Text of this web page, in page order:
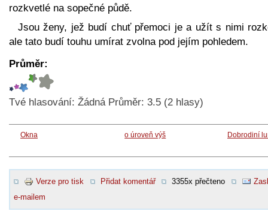
rozkvetlé na sopečné půdě.
Jsou ženy, jež budí chuť přemoci je a užít s nimi
ale tato budí touhu umírat zvolna pod jejím pohledem.
Průměr:
Tvé hlasování: Žádná Průměr: 3.5 (2 hlasy)
Okna o úroveň výš Dobrodiní
Verze pro tisk Přidat komentář 3355x přečteno
e-mailem